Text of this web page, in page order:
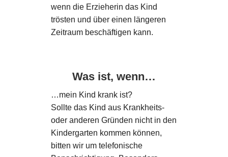
wenn die Erzieherin das Kind
trösten und über einen längeren
Zeitraum beschäftigen kann.
Was ist, wenn…
…mein Kind krank ist?
Sollte das Kind aus Krankheits-
oder anderen Gründen nicht in den
Kindergarten kommen können,
bitten wir um telefonische